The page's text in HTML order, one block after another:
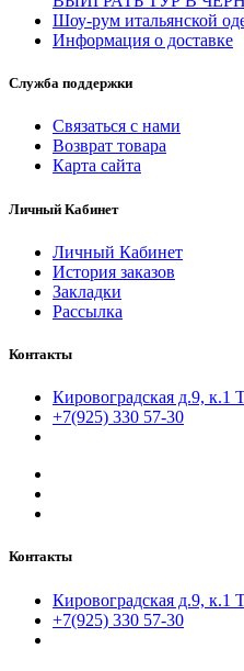
Шоу-рум итальянской
Информация о доставке
Служба поддержки
Связаться с нами
Возврат товара
Карта сайта
Личный Кабинет
Личный Кабинет
История заказов
Закладки
Рассылка
Контакты
Кировоградская д.9, к.1
+7(925) 330 57-30
Контакты
Кировоградская д.9, к.1
+7(925) 330 57-30